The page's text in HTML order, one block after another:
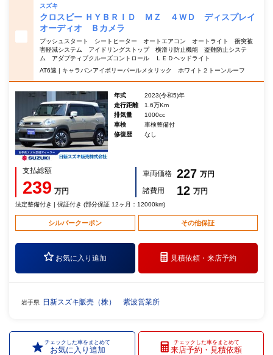
スズキ
クロスビー ＨＹＢＲＩＤ ＭＺ ４ＷＤ ディスプレイ
オーディオ Ｂカメラ
プッシュスタート シートヒーター オートエアコン オートライト 衝突被
害軽減システム アイドリングストップ 横滑り防止機能 盗難防止システ
ム アダプティブクルーズコントロール ＬＥＤヘッドライト
AT6速 | キャラバンアイボリーパールメタリック ホワイト２トーンルーフ
年式
2023(令和5)年
走行距離
1.6万Km
排気量
1000cc
車検
車検整備付
修復歴
なし
支払総額
239 万円
車両価格 227 万円
諸費用
12 万円
法定整備付き | 保証付き (部分保証 12ヶ月：12000km)
シルバークーポン その他保証
お気に入り追加 見積依頼・来店予約
岩手県 日新スズキ販売（株） 紫波営業所
チェックした車をまとめて
お気に入り追加
チェックした車をまとめて
来店予約・見積依頼